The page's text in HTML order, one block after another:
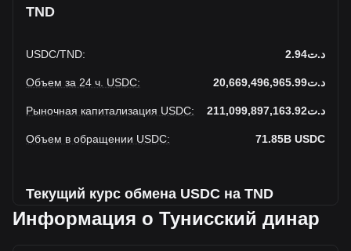
TND
USDC/TND: د.ت2.94
Объем за 24 ч. USDC: د.ت20,669,496,965.99
Рыночная капитализация USDC: د.ت211,099,897,163.92
Объем в обращении USDC: 71.85B USDC
Текущий курс обмена USDC на TND
На этой неделе наблюдается падение USDC к Тунисский
Информация о Тунисский динар